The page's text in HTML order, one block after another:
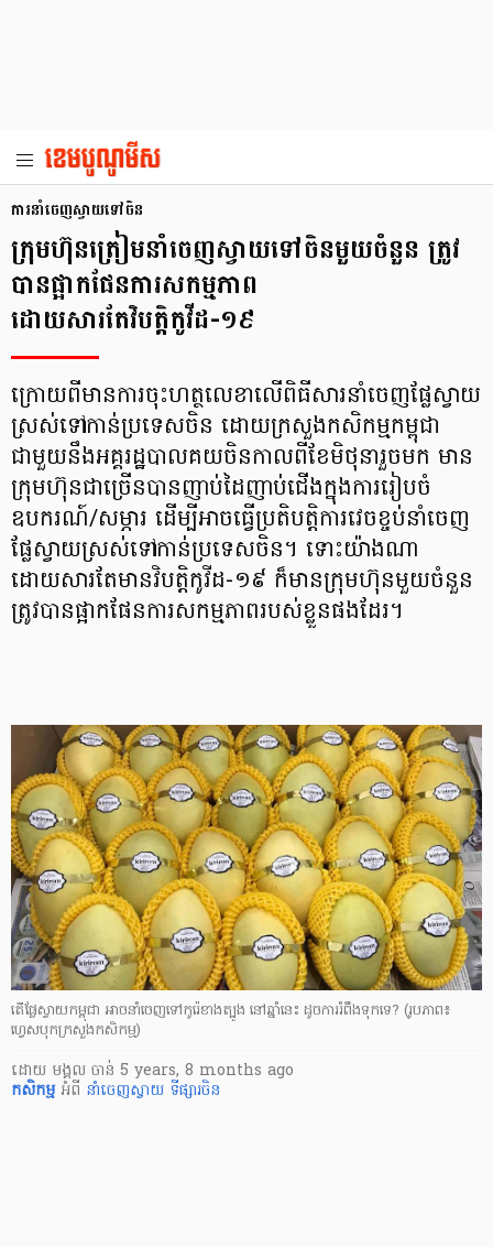
ការនាំចេញស្វាយ​ទៅចិន
ក្រុមហ៊ុនត្រៀមនាំចេញស្វាយទៅចិនមួយចំនួន ត្រូវ
បានផ្អាកផែនការសកម្មភាព
ដោយសារតែវិបត្តិកូវីដ-១៩
ក្រោយពីមានការចុះហត្ថលេខាលើពិធីសារនាំចេញផ្លែស្វាយ
ស្រស់ទៅកាន់ប្រទេសចិន ដោយក្រសួងកសិកម្មកម្ពុជា
ជាមួយនឹងអគ្គរដ្ឋបាលគយចិនកាលពីខែមិថុនារួចមក មាន
ក្រុមហ៊ុនជាច្រើនបានញាប់ដៃញាប់ជើងក្នុងការរៀបចំ
ឧបករណ៍/សម្ភារ ដើម្បីអាចធ្វើប្រតិបត្តិការវេចខ្ចប់នាំចេញ
ផ្លែស្វាយស្រស់ទៅកាន់ប្រទេសចិន។ ទោះយ៉ាងណា
ដោយសារតែមានវិបត្តិកូវីដ-១៩ ក៏មានក្រុមហ៊ុនមួយចំនួន
ត្រូវបានផ្អាកផែនការសកម្មភាពរបស់ខ្លួនផងដែរ។
តើផ្លែស្វាយកម្ពុជា អាចនាំចេញទៅកូរ៉េខាងត្បូង នៅឆ្នាំនេះ ដូចការរំពឹងទុកទេ? (រូបភាព៖
ហ្វេសបុក​ក្រសួង​កសិកម្ម)
ដោយ មង្គល ចាន់ 5 years, 8 months ago
កសិកម្ម អំពី នាំចេញស្វាយ ទីផ្សារចិន